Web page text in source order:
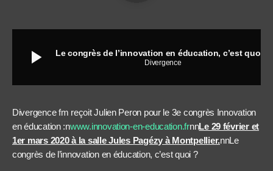
play_arrow Le congrès de l’innovation en éducation, c’est quoi ?
Divergence
Divergence fm reçoit Julien Peron pour le 3e congrès Innovation
en éducation :nwww.innovation-en-education.frnnLe 29 février et
1er mars 2020 à la salle Jules Pagézy à Montpellier.nnLe
congrès de l’innovation en éducation, c’est quoi ?